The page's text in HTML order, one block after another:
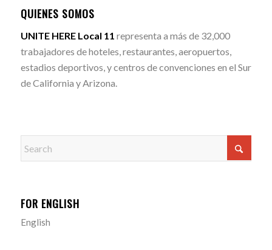
QUIENES SOMOS
UNITE HERE Local 11 representa a más de 32,000
trabajadores de hoteles, restaurantes, aeropuertos,
estadios deportivos, y centros de convenciones en el Sur
de California y Arizona.
FOR ENGLISH
English